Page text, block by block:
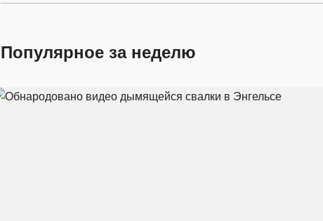
Популярное за неделю